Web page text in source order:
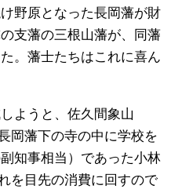
野原となった長岡藩が財
支藩の三根山藩が、同藩
。藩士たちはこれに喜ん
ようと、佐久間象山
岡藩下の寺の中に学校を
知事相当）であった小林
を目先の消費に回すので